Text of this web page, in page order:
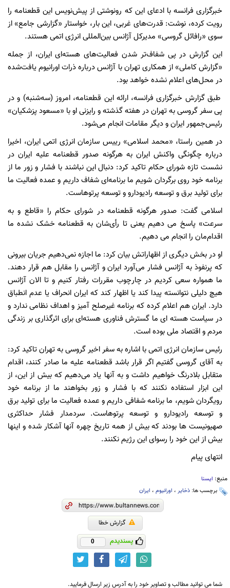
خبرگزاری فرانسه با ادعای این که رونوشتی از پیش‌نویس این قطعنامه را
رویت کرده، نوشت: قدرت‌های غربی، این بار، خواستار «گزارشی جامع» از
سوی «رافائل گروسی» مدیرکل آژانس بین‌المللی انرژی اتمی هستند.
این گزارش در پی شفاف‌تر شدن فعالیت‌های هسته‌ای ایران، از جمله
«گزارش کاملی» از همکاری تهران با آژانس درباره ذرات اورانیوم یافت‌شده
در محل‌های اعلام‌ نشده خواهد بود.
طبق گزارش خبرگزاری فرانسه، ارائه این قطعنامه، امروز (سه‌شنبه) و در
پی سفر گروسی به تهران در هفته گذشته و رایزنی او با «مسعود پزشکیان»
رئیس‌جمهور ایران و دیگر مقامات انجام می‌شود.
در همین راستا، «محمد اسلامی» رییس سازمان انرژی اتمی ایران، اخیرا
درباره چگونگی واکنش ایران به هرگونه صدور قطعنامه علیه ایران در
نشست تازه شورای حکام تاکید کرد: دنبال این نباشند با فشار و زور ما از
برنامه خود روی برگردان شویم ما برنامه‌ای شفاف داریم و عمده فعالیت ما
برای تولید برق و توسعه رادیودارو و توسعه پرتوهاست.
اسلامی گفت: صدور هرگونه قطعنامه در شورای حکام را «قاطع و به
سرعت» پاسخ می دهیم یعنی تا رأی‌شان به قطعنامه خشک نشده ما
اقدام‌مان را انجام می دهیم.
او در بخش دیگری از اظهاراتش بیان کرد: ما اجازه نمی‌دهیم جریان بیرونی
که پرنفوذ به آژانس فشار می‌آورد ایران و آژانس را مقابل هم قرار دهند.
ما همواره سعی کردیم در چارچوب مقررات رفتار کنیم و تا الان آژانس
هیچ دلیلی نتوانسته پیدا کند یا اظهار کند که ایران انحراف یا عدم انطباق
دارد. ایران هم اعلام کرده که برنامه غیرصلح آمیز و اهداف نظامی ندارد و
در سیاست هسته ای ما گسترش فناوری هسته‌ای برای اثرگذاری بر زندگی
مردم و اقتصاد ملی بوده است.
رئیس سازمان انرژی اتمی با اشاره به سفر اخیر گروسی به تهران تاکید کرد:
به آقای گروسی گفتیم اگر قرار باشد قطعنامه علیه ما صادر کنند، اقدام
متقابل بلادرنگ خواهیم داشت و به آنها یاد می‌دهیم که بیش از این، از
این ابزار استفاده نکنند که با فشار و زور بخواهند ما از برنامه خود
رویگردان شویم، ما برنامه شفافی داریم و عمده فعالیت ما برای تولید برق
و توسعه رادیودارو و توسعه پرتوهاست. سردمدار فشار حداکثری
صهیونیست ها بودند که بیش از همه تاریخ چهره آنها آشکار شده و اینها
بیش از این خود را رسوای این رژیم نکنند.
انتهای پیام
منبع: ایسنا
برچسب ها: ذخایر ، اورانیوم ، ایران
گزارش خطا
پسندیدم 0
شما می توانید مطالب و تصاویر خود را به آدرس زیر ارسال فرمایید.